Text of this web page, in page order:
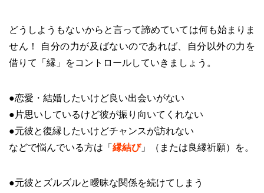
どうしようもないからと言って諦めていては何も始まりま
せん！ 自分の力が及ばないのであれば、自分以外の力を
借りて「縁」をコントロールしていきましょう。
●恋愛・結婚したいけど良い出会いがない
●片思いしているけど彼が振り向いてくれない
●元彼と復縁したいけどチャンスが訪れない
などで悩んでいる方は「 縁結び」（または良縁祈願）を。
●元彼とズルズルと曖昧な関係を続けてしまう